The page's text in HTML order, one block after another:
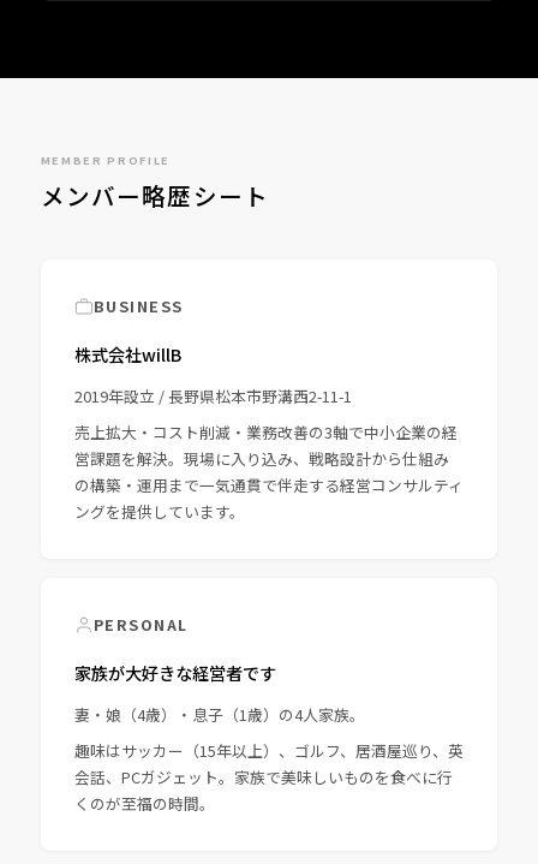
MEMBER PROFILE
メンバー略歴シート
BUSINESS
株式会社willB
2019年設立 / 長野県松本市野溝西2-11-1
売上拡大・コスト削減・業務改善の3軸で中小企業の経
営課題を解決。現場に入り込み、戦略設計から仕組み
の構築・運用まで一気通貫で伴走する経営コンサルティ
ングを提供しています。
PERSONAL
家族が大好きな経営者です
妻・娘（4歳）・息子（1歳）の4人家族。
趣味はサッカー（15年以上）、ゴルフ、居酒屋巡り、英
会話、PCガジェット。家族で美味しいものを食べに行
くのが至福の時間。